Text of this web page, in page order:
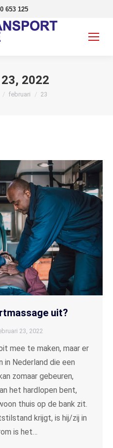
653 125
2022
februari 23
uit?
23, 2022
mee te maken, maar er
in Nederland die een
zomaar gebeuren,
het hardlopen bent,
thuis op de bank zit.
krijgt, is hij/zij in
is het…